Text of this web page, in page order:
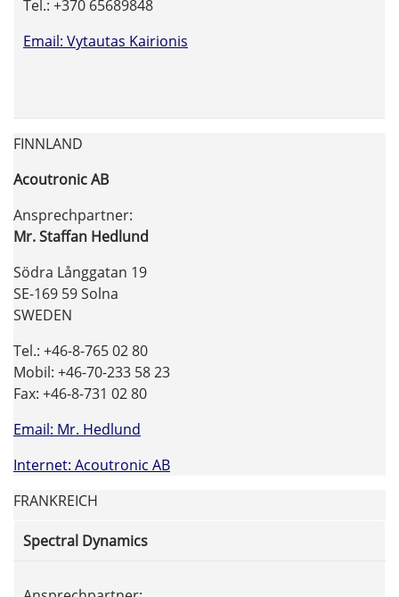
Tel.: +370 65689848
Email: Vytautas Kairionis
FINNLAND
Acoutronic AB
Ansprechpartner:
Mr. Staffan Hedlund
Södra Långgatan 19
SE-169 59 Solna
SWEDEN
Tel.: +46-8-765 02 80
Mobil: +46-70-233 58 23
Fax: +46-8-731 02 80
Email: Mr. Hedlund
Internet: Acoutronic AB
FRANKREICH
Spectral Dynamics